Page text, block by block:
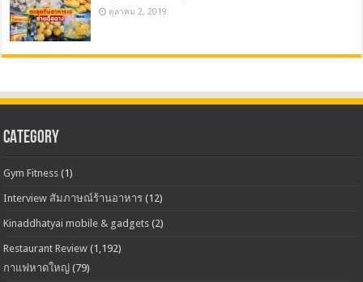
ตุลาคม 2, 2019
CATEGORY
Gym Fitness (1)
Interview สัมภาษณ์ร้านอาหาร (12)
Kinaddhatyai mobile & gadgets (2)
Restaurant Review (1,192)
กาแฟหาดใหญ่ (79)